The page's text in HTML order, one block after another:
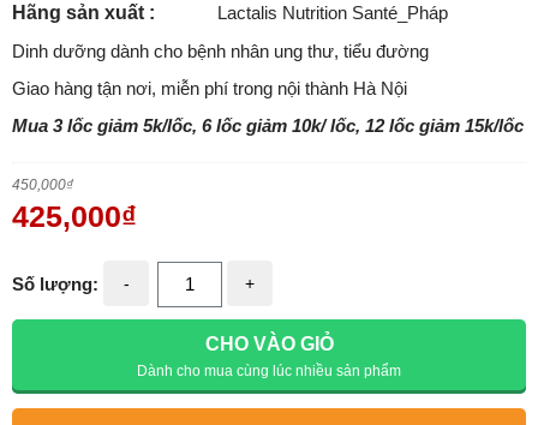
Hãng sản xuất :
Lactalis Nutrition Santé_Pháp
Dinh dưỡng dành cho bệnh nhân ung thư, tiểu đường
Giao hàng tận nơi, miễn phí trong nội thành Hà Nội
Mua 3 lốc giảm 5k/lốc, 6 lốc giảm 10k/ lốc, 12 lốc giảm 15k/lốc
450,000₫
425,000₫
Số lượng: - +
CHO VÀO GIỎ
Dành cho mua cùng lúc nhiều sản phẩm